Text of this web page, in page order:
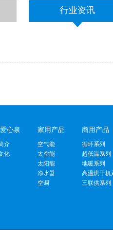
行业资讯
心泉
介
化
家用产品
空气能
太空能
太阳能
净水器
空调
商用产品
循环系列
超低温系列
地暖系列
高温烘干机
三联供系列